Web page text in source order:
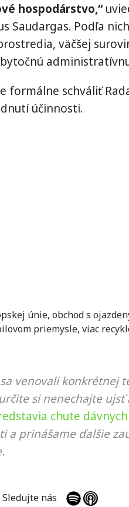
hospodárstvo,“
Saudargas. Podľa
väčšej
formálne schváliť
účinnosti.
únie, obchod s
priemysle, viac
venovali konkrétnej
si nenechajte ujsť
chute dávnych
a prinášame ďalšie
Sledujte nás